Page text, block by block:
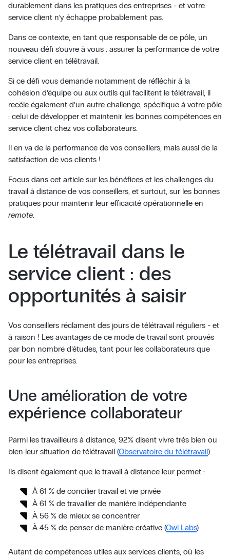
durablement dans les pratiques des entreprises - et votre
service client n’y échappe probablement pas.
Dans ce contexte, en tant que responsable de ce pôle, un
nouveau défi s’ouvre à vous : assurer la performance de votre
service client en télétravail.
Si ce défi vous demande notamment de réfléchir à la
cohésion d’équipe ou aux outils qui facilitent le télétravail, il
recèle également d’un autre challenge, spécifique à votre pôle
: celui de développer et maintenir les bonnes compétences en
service client chez vos collaborateurs.
Il en va de la performance de vos conseillers, mais aussi de la
satisfaction de vos clients !
Focus dans cet article sur les bénéfices et les challenges du
travail à distance de vos conseillers, et surtout, sur les bonnes
pratiques pour maintenir leur efficacité opérationnelle en
remote.
Le télétravail dans le
service client : des
opportunités à saisir
Vos conseillers réclament des jours de télétravail réguliers - et
à raison ! Les avantages de ce mode de travail sont prouvés
par bon nombre d’études, tant pour les collaborateurs que
pour les entreprises.
Une amélioration de votre
expérience collaborateur
Parmi les travailleurs à distance, 92% disent vivre très bien ou
bien leur situation de télétravail (Observatoire du télétravail).
Ils disent également que le travail à distance leur permet :
À 61 % de concilier travail et vie privée
À 61 % de travailler de manière indépendante
À 56 % de mieux se concentrer
À 45 % de penser de manière créative (Owl Labs)
Autant de compétences utiles aux services clients, où les